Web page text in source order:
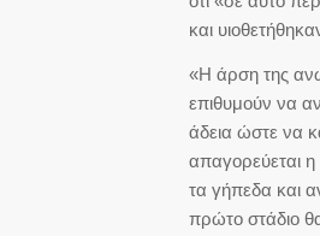
και
«Η άρση της
επιθυμούν να
άδεια ώστε να
απαγορεύεται
τα γήπεδα και
πρώτο στάδιο